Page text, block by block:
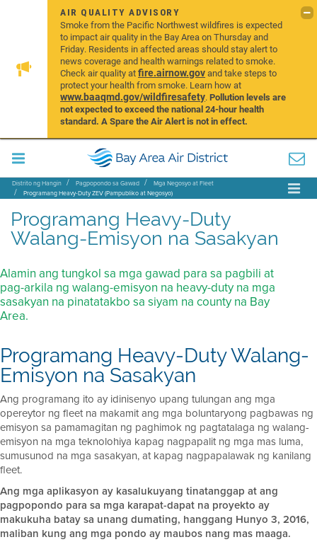
AIR QUALITY ADVISORY
Smoke from the Pacific Northwest wildfires is expected
to impact air quality in the Bay Area on Thursday and
Friday. Residents in affected areas should stay alert to
news coverage and health warnings related to smoke.
Check air quality atfire.airnow.govand take steps to
protect your health from smoke. Learn how at
www.baaqmd.gov/wildfiresafety.Pollution levels are
not expected to exceed the national 24-hour health
standard. A Spare the Air Alert is not in effect.
Distrito ng Hangin Pagpopondo sa Gawad
Mga Negosyo at Fleet
Programang Heavy-Duty ZEV (Pampubliko at Negosyo)
Programang Heavy-Duty
Walang-Emisyon na Sasakyan
Alamin ang tungkol sa mga gawad para sa pagbili at
pag-arkila ng walang-emisyon na heavy-duty na mga
sasakyan na pinatatakbo sa siyam na county na Bay
Area.
Programang Heavy-Duty Walang-
Emisyon na Sasakyan
Ang programang ito ay idinisenyo upang tulungan ang mga
opereytor ng fleet na makamit ang mga boluntaryong pagbawas ng
emisyon sa pamamagitan ng paghimok ng pagtatalaga ng walang-
emisyon na mga teknolohiya kapag nagpapalit ng mga mas luma,
sumusunod na mga sasakyan, at kapag nagpapalawak ng kanilang
fleet.
Ang mga aplikasyon ay kasalukuyang tinatanggap at ang
pagpopondo para sa mga karapat-dapat na proyekto ay
makukuha batay sa unang dumating, hanggang Hunyo 3, 2016,
maliban kung ang mga pondo ay maubos nang mas maaga.